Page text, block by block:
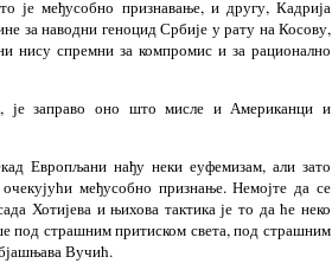
је међусобно признавање, и другу, Кадрија
за наводни геноцид Србије у рату на Косову,
нису спремни за компромис и за рационално
заправо оно што мисле и Американци и
Европљани нађу неки еуфемизам, али зато
међусобно признање. Немојте да се
Хотијева и њихова тактика је то да ће неко
под страшним притиском света, под страшним
Вучић.